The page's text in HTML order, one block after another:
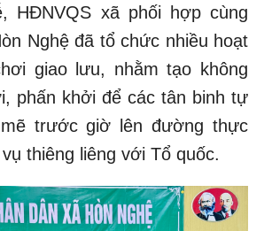
HĐNVQS xã phối hợp cùng
Nghệ đã tổ chức nhiều hoạt
giao lưu, nhằm tạo không
phấn khởi để các tân binh tự
trước giờ lên đường thực
thiêng liêng với Tổ quốc.